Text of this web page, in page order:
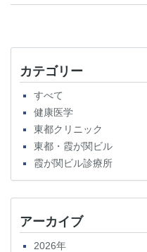
カテゴリー
すべて
健康医学
東都クリニック
東都・霞が関ビル
霞が関ビル診療所
アーカイブ
2026年